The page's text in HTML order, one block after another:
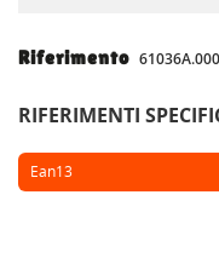
Riferimento
RIFERIMENTI
Ean13